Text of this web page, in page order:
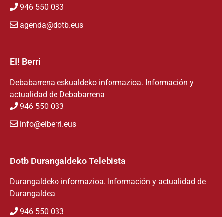
946 550 033
agenda@dotb.eus
EI! Berri
Debabarrena eskualdeko informazioa. Información y
actualidad de Debabarrena
946 550 033
info@eiberri.eus
Dotb Durangaldeko Telebista
Durangaldeko informazioa. Información y actualidad de
Durangaldea
946 550 033